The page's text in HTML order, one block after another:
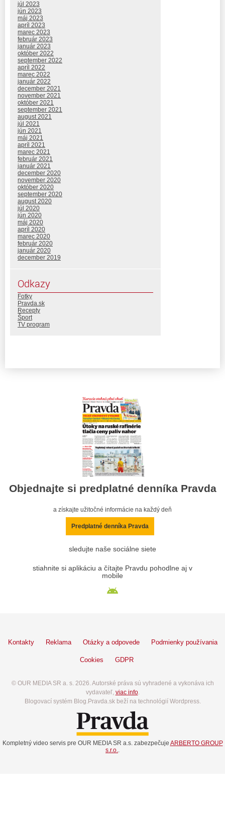
júl 2023
jún 2023
máj 2023
apríl 2023
marec 2023
február 2023
január 2023
október 2022
september 2022
apríl 2022
marec 2022
január 2022
december 2021
november 2021
október 2021
september 2021
august 2021
júl 2021
jún 2021
máj 2021
apríl 2021
marec 2021
február 2021
január 2021
december 2020
november 2020
október 2020
september 2020
august 2020
júl 2020
jún 2020
máj 2020
apríl 2020
marec 2020
február 2020
január 2020
december 2019
Odkazy
Fotky
Pravda.sk
Recepty
Šport
TV program
Objednajte si predplatné denníka Pravda
a získajte užitočné informácie na každý deň
Predplatné denníka Pravda
sledujte naše sociálne siete
stiahnite si aplikáciu a čítajte Pravdu pohodlne aj v
mobile
Kontakty Reklama Otázky a odpovede Podmienky používania
Cookies GDPR
© OUR MEDIA SR a. s. 2026. Autorské práva sú vyhradené a vykonáva ich
vydavateľ, viac info.
Blogovací systém Blog.Pravda.sk beží na technológií Wordpress.
Kompletný video servis pre OUR MEDIA SR a.s. zabezpečuje ARBERTO GROUP
s.r.o.